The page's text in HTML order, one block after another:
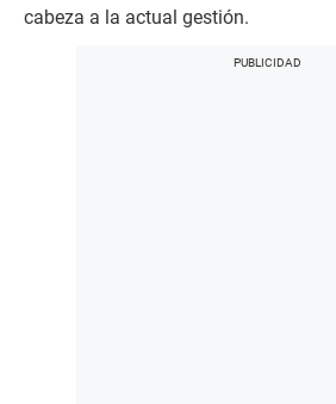
cabeza a la actual gestión.